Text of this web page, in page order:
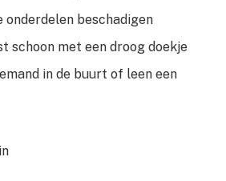
beschadigen
schoon met een droog doekje
in de buurt of leen een